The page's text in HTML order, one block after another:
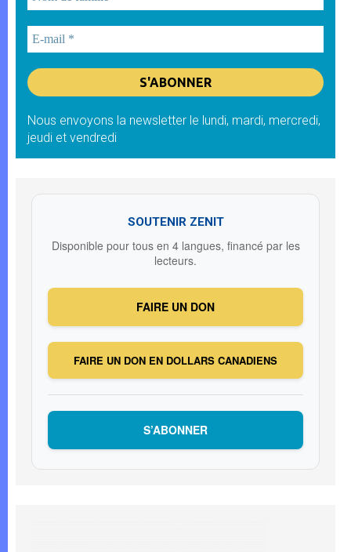
Nous envoyons la newsletter le lundi, mardi, mercredi,
jeudi et vendredi
SOUTENIR ZENIT
Disponible pour tous en 4 langues, financé par les
lecteurs.
FAIRE UN DON
FAIRE UN DON EN DOLLARS CANADIENS
S’ABONNER